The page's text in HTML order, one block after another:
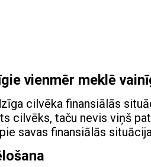
vienmēr meklē
cilvēka finansiālās
cilvēks, taču nevis viņš
savas finansiālās